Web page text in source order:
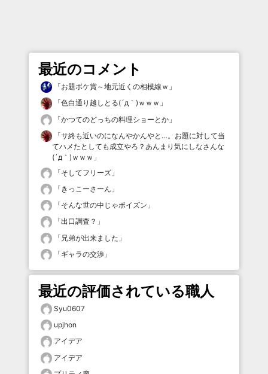
最近のコメント
「お題ボケ賞～地元近くの相模線ｗ 」
「色白通り越しとる(´д｀)ｗｗｗ 」
「かつてのどっちの料理ショーとか 」
「サ終も近いのになんやかんやと…。お題に対して当
てハメたとしても成立やろ？あんまり気にしなさんな
(´д｀)ｗｗｗ 」
「そしてフリーズ 」
「 きっこーさーん 」
「そんな世の中じゃポイズン 」
「出口調査？ 」
「 兄弟が出来ました 」
「ギャラの交渉 」
最近の評価されている職人
Syu0607
upjhon
アイデア
アイデア